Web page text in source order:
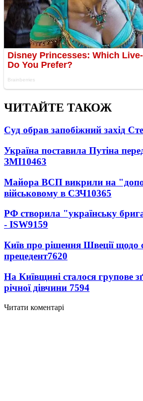
ЧИТАЙТЕ ТАКОЖ
Суд обрав запобіжний захід
Україна поставила Путіна
ЗМІ10463
Майора ВСП викрили на
військовому в СЗЧ10365
РФ створила "українську
- ISW9159
Київ про рішення Швеції щодо
прецедент7620
На Київщині сталося групове
річної дівчини 7594
Читати коментарі